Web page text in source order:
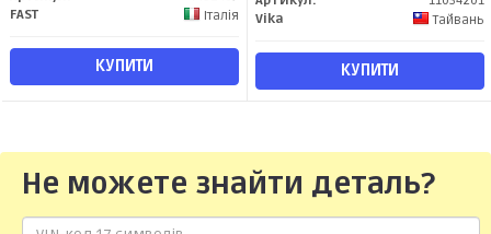
FAST
Італія
КУПИТИ
Vika
Тайвань
КУПИТИ
Не можете знайти деталь?